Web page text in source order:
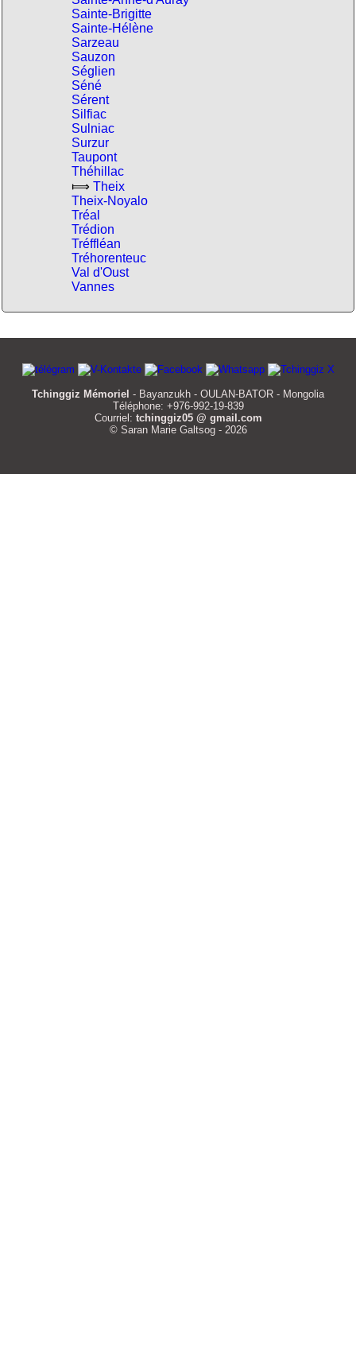
Sainte-Brigitte
Sainte-Hélène
Sarzeau
Sauzon
Séglien
Séné
Sérent
Silfiac
Sulniac
Surzur
Taupont
Théhillac
⟾ Theix
Theix-Noyalo
Tréal
Trédion
Tréffléan
Tréhorenteuc
Val d'Oust
Vannes
Tchinggiz Mémoriel - Bayanzukh - OULAN-BATOR - Mongolia
Téléphone: +976-992-19-839
Courriel: tchinggiz05 @ gmail.com
© Saran Marie Galtsog - 2026